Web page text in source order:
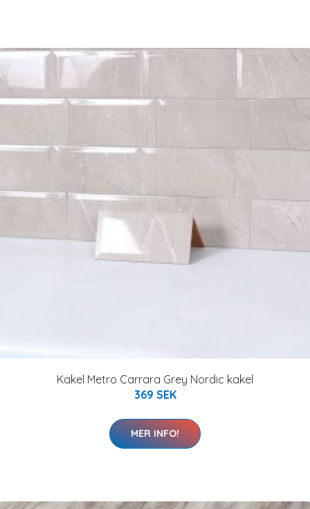
Kakel Metro Carrara Grey Nordic kakel
369 SEK
MER INFO!